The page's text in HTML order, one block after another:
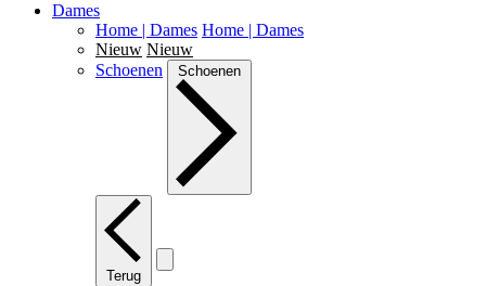
Dames
Home | Dames Home | Dames
Nieuw Nieuw
Schoenen
Schoenen
Terug